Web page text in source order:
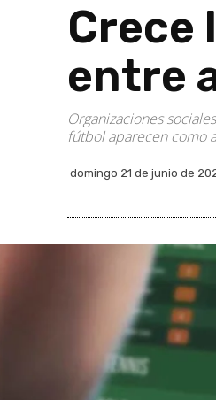
Crece
entre
Organizaciones
fútbol aparecen como
domingo 21 de junio de